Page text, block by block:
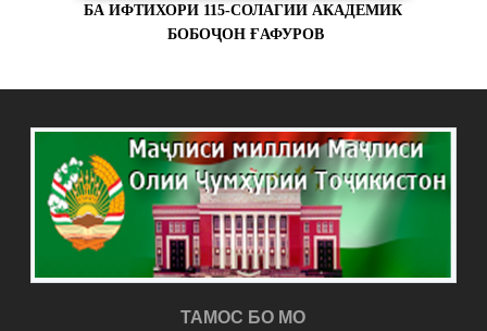
БА ИФТИХОРИ 115-СОЛАГИИ АКАДЕМИК
БОБОҶОН ҒАФУРОВ
ТАМОС БО МО